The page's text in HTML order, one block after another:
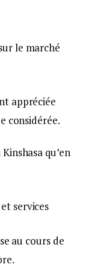
le marché
appréciée
considérée.
qu’en
services
au cours de